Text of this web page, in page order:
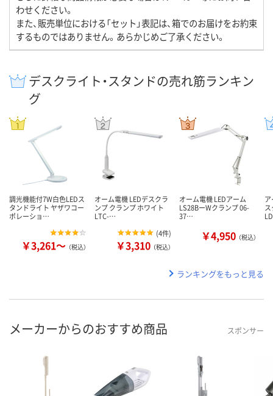
わせください。
また、販売単位における「セット」表記は、箱でのお届けをお約束
するものではありません。あらかじめご了承ください。
デスクライト・スタンドの売れ筋ランキン
グ
調光機能付7W白色LEDス
タンドライト ヤザワコー
ポレーショ…
￥3,261～ （税込）
オーム電機 LEDデスクラ
ンプ クランプ ホワイト
LTC-…
(4件)
￥3,310 （税込）
オーム電機 LEDアーム
LS28BーWクランプ 06-
37…
￥4,950 （税込）
ランキングをもっと見る
メーカーからのおすすめ商品 スポンサー